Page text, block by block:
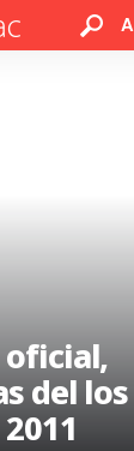
del